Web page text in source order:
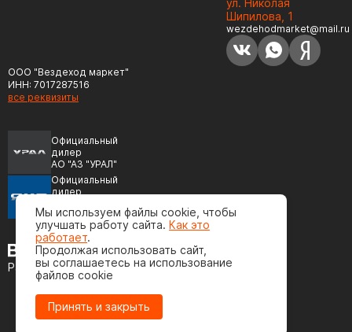
ООО "Вездеход маркет"
ИНН: 7017287516
все реквизиты
Официальный
дилер
АО "АЗ "УРАЛ"
Официальный
дилер
(ЯМЗ)
Разработка сайта
Шипилова, 1
wezdehodmarket@mail.ru
Мы используем файлы cookie, чтобы
улучшать работу сайта. Как это
работает.
Продолжая использовать сайт,
вы соглашаетесь на использование
файлов cookie
Принять и закрыть